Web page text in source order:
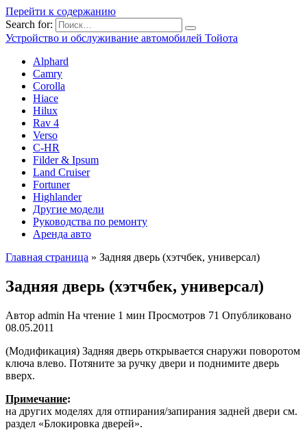
Перейти к содержанию
Search for:
Устройство и обслуживание автомобилей Тойота
Alphard
Camry
Corolla
Hiace
Hilux
Rav 4
Verso
C-HR
Filder & Ipsum
Land Cruiser
Fortuner
Highlander
Другие модели
Руководства по ремонту
Аренда авто
Главная страница » Задняя дверь (хэтчбек, универсал)
Задняя дверь (хэтчбек, универсал)
Автор admin На чтение 1 мин Просмотров 71 Опубликовано
08.05.2011
(Модификация) Задняя дверь откры­вается снаружи поворотом
ключа вле­во. Потяните за ручку двери и подни­мите дверь
вверх.
Примечание:
на других моделях для отпирания/запирания задней двери см.
раздел «Блокировка дверей».